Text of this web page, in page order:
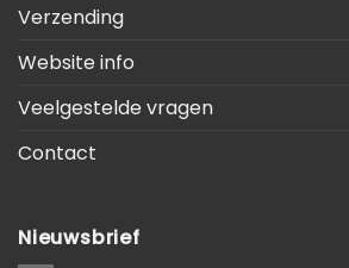
Verzending
Website info
Veelgestelde vragen
Contact
Nieuwsbrief